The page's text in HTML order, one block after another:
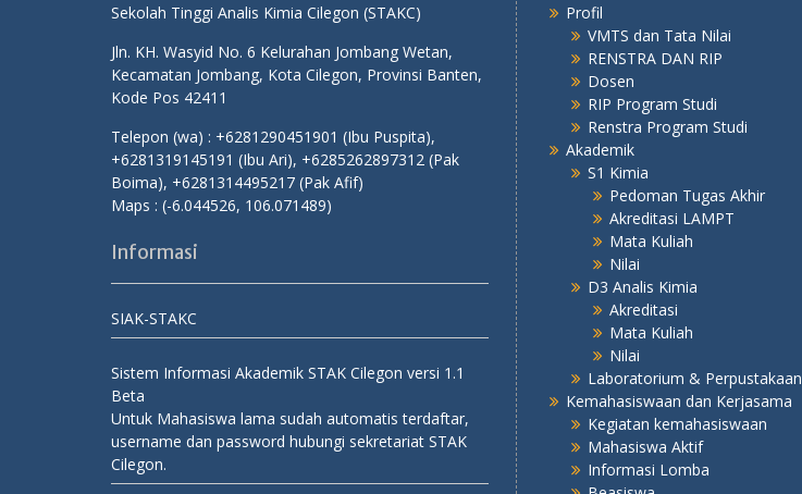
Sekolah Tinggi Analis Kimia Cilegon (STAKC)
Jln. KH. Wasyid No. 6 Kelurahan Jombang Wetan,
Kecamatan Jombang, Kota Cilegon, Provinsi Banten,
Kode Pos 42411
Telepon (wa) : +6281290451901 (Ibu Puspita),
+6281319145191 (Ibu Ari), +6285262897312 (Pak
Boima), +6281314495217 (Pak Afif)
Maps : (-6.044526, 106.071489)
Informasi
SIAK-STAKC
Sistem Informasi Akademik STAK Cilegon versi 1.1
Beta
Untuk Mahasiswa lama sudah automatis terdaftar,
username dan password hubungi sekretariat STAK
Cilegon.
Profil
VMTS dan Tata Nilai
RENSTRA DAN RIP
Dosen
RIP Program Studi
Renstra Program Studi
Akademik
S1 Kimia
Pedoman Tugas Akhir
Akreditasi LAMPT
Mata Kuliah
Nilai
D3 Analis Kimia
Akreditasi
Mata Kuliah
Nilai
Laboratorium & Perpustakaan
Kemahasiswaan dan Kerjasama
Kegiatan kemahasiswaan
Mahasiswa Aktif
Informasi Lomba